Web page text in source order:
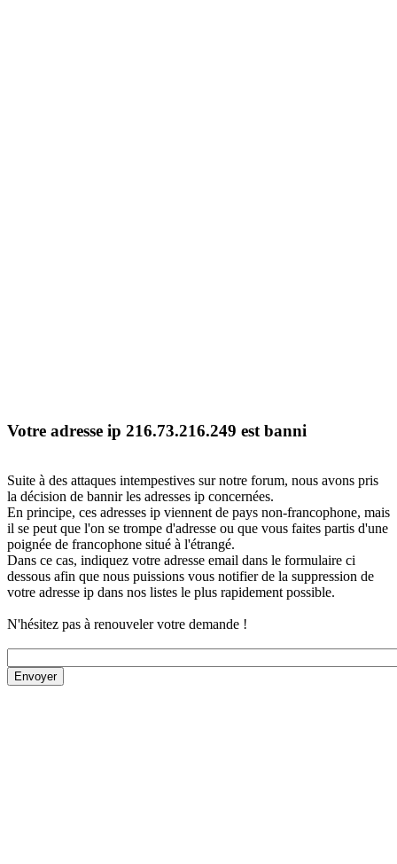
Votre adresse ip 216.73.216.249 est banni
Suite à des attaques intempestives sur notre forum, nous avons pris
la décision de bannir les adresses ip concernées.
En principe, ces adresses ip viennent de pays non-francophone, mais
il se peut que l'on se trompe d'adresse ou que vous faites partis d'une
poignée de francophone situé à l'étrangé.
Dans ce cas, indiquez votre adresse email dans le formulaire ci
dessous afin que nous puissions vous notifier de la suppression de
votre adresse ip dans nos listes le plus rapidement possible.
N'hésitez pas à renouveler votre demande !